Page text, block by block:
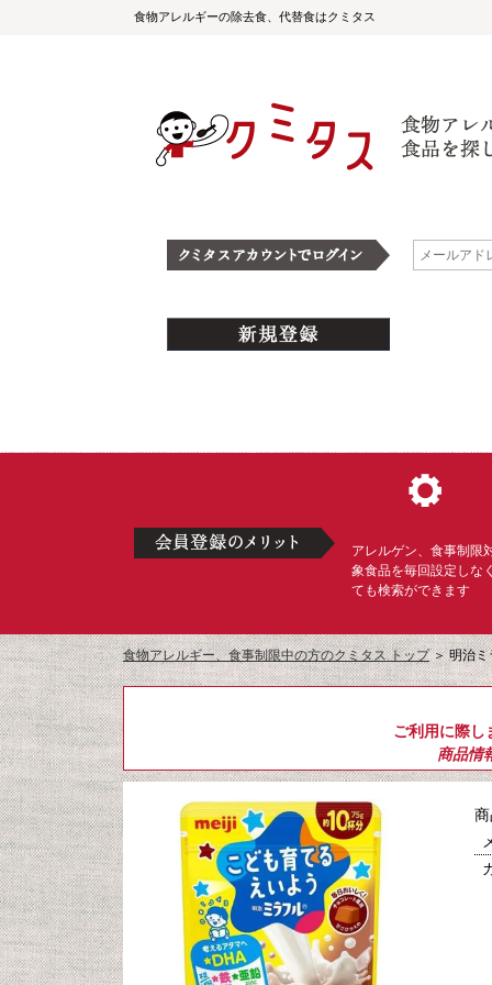
食物アレルギーの除去食、代替食はクミタス
アレルゲン、食事制限
象食品を毎回設定しな
ても検索ができます
食物アレルギー、食事制限中の方のクミタス トップ＞明治ミ
ご利用に際し
商品情